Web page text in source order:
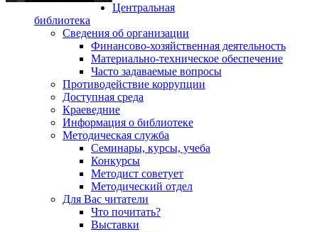
Центральная
библиотека
Сведения об организации
Финансово-хозяйственная деятельность
Материально-техническое обеспечение
Часто задаваемые вопросы
Противодействие коррупции
Доступная среда
Краеведние
Информация о библиотеке
Методическая служба
Семинары, курсы, учеба
Конкурсы
Методист советует
Методический отдел
Для Вас читатели
Что почитать?
Выставки